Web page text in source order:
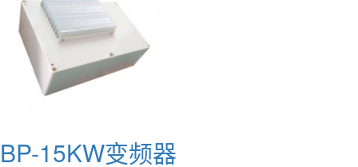
BP-15KW变频器